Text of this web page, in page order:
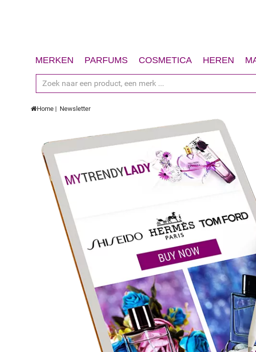
MERKEN PARFUMS
Dames
Heren
Geschenksets
Accessoires
COSMETICA
Gezicht
Lichaam
Zon
Geschenksets
Accessoires
HEREN
Scheren
Deodorant
Lichaam
Haar
Home Newsletter